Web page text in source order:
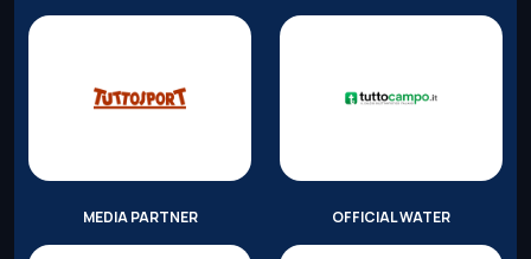
MEDIA PARTNER OFFICIAL WATER